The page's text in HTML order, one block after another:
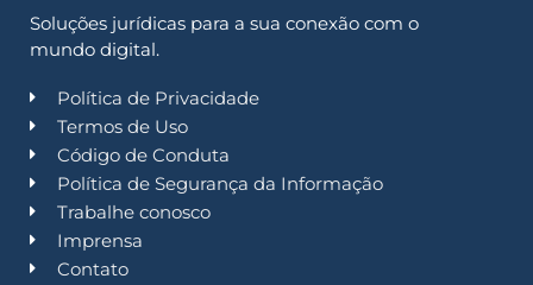
Soluções jurídicas para a sua conexão com o
mundo digital.
Política de Privacidade
Termos de Uso
Código de Conduta
Política de Segurança da Informação
Trabalhe conosco
Imprensa
Contato